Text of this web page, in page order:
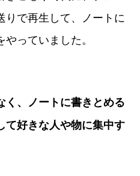
りで再生して、ノートに
っていました。
、ノートに書きとめる
て好きな人や物に集中す